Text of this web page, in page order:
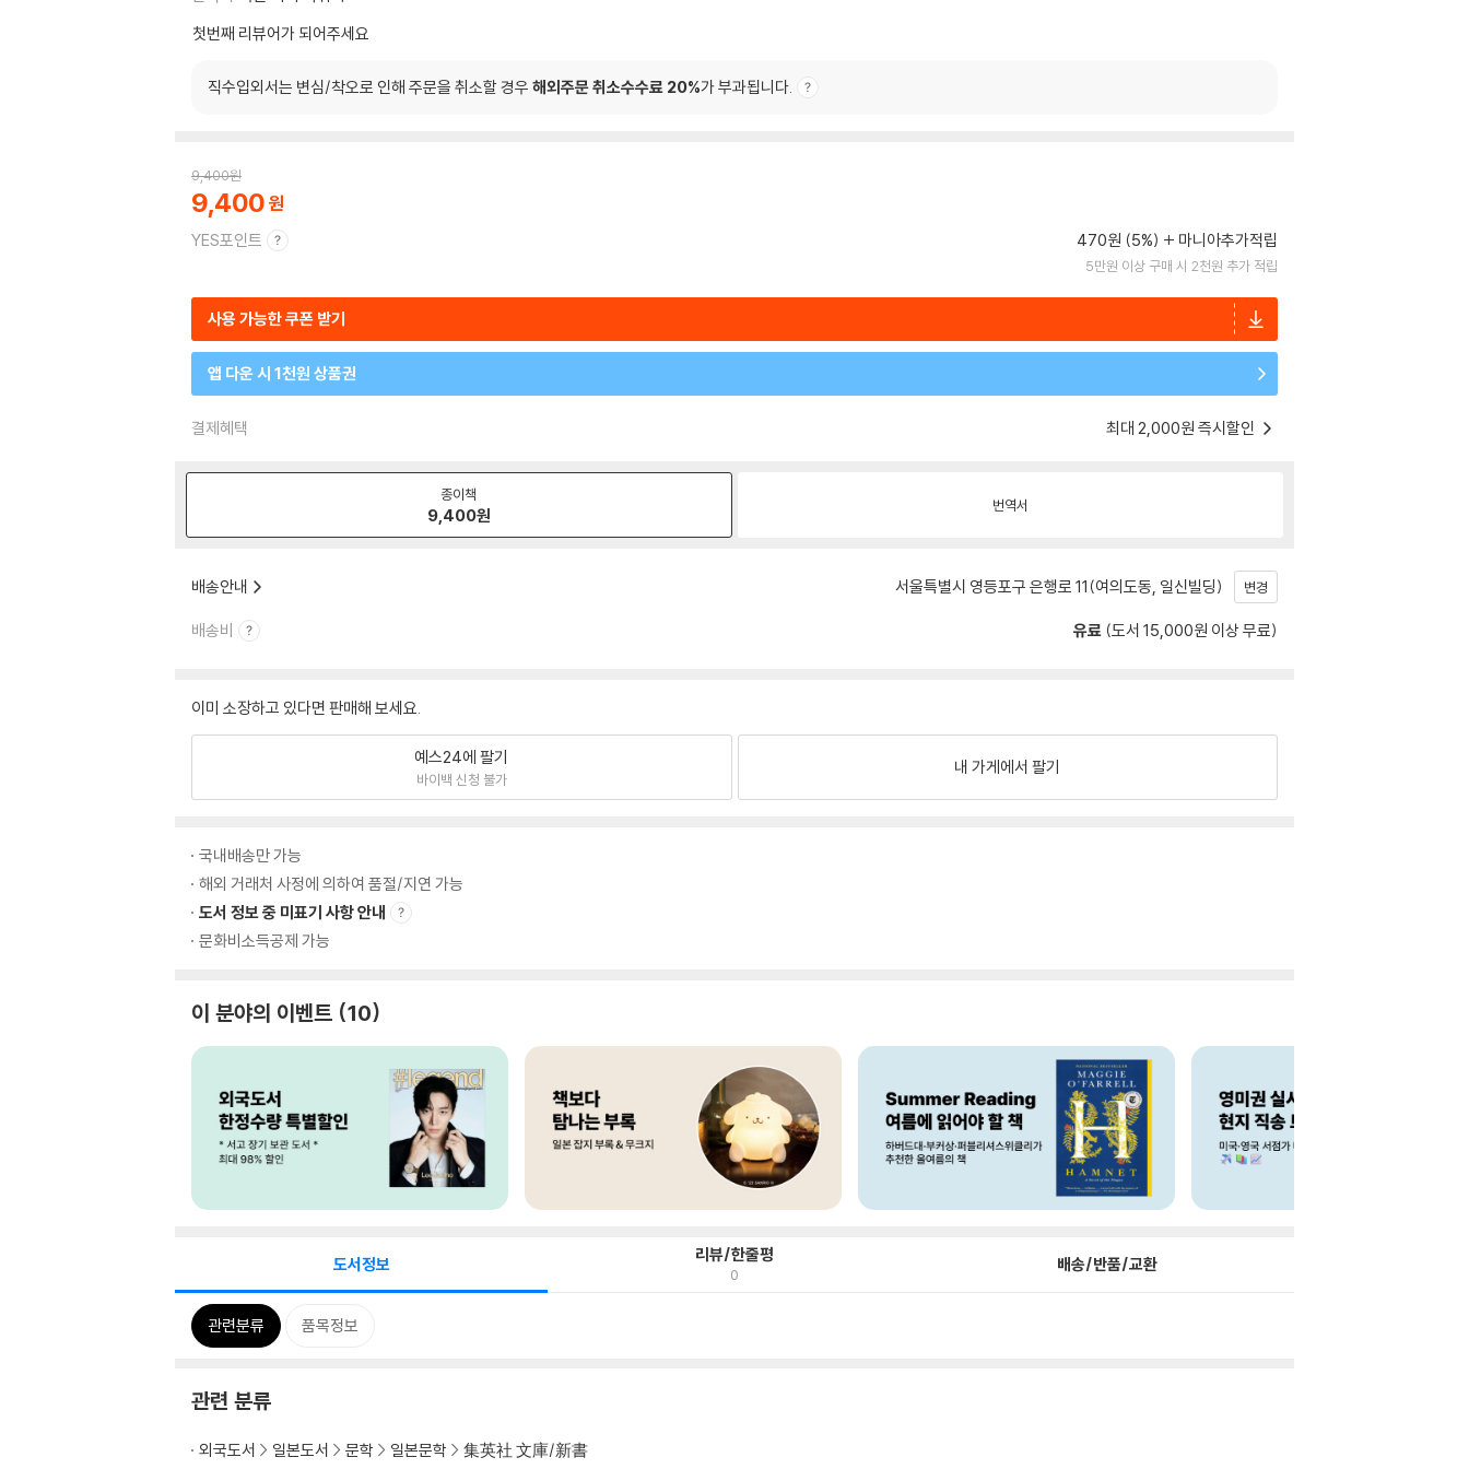
첫번째 리뷰어가 되어주세요
직수입외서는 변심/착오로 인해 주문을 취소할 경우 해외주문 취소수수료 20%가 부과됩니다.
9,400원
9,400
YES포인트 470원 (5%) 마니아추가적립
5만원 이상 구매 시 2천원 추가 적립
사용 가능한 쿠폰 받기
앱 다운 시 1천원 상품권
결제혜택 최대 2,000원 즉시할인
종이책
9,400원 번역서
배송안내 서울특별시 영등포구 은행로 11(여의도동, 일신빌딩) 변경
배송비 유료 (도서 15,000원 이상 무료)
이미 소장하고 있다면 판매해 보세요.
예스24에 팔기
바이백 신청 불가
내 가게에서 팔기
국내배송만 가능
해외 거래처 사정에 의하여 품절/지연 가능
도서 정보 중 미표기 사항 안내
문화비소득공제 가능
이 분야의 이벤트 10
도서정보 리뷰/한줄평
0 배송/반품/교환
관련분류 품목정보
관련 분류
외국도서 일본도서 문학 일본문학
集英社 文庫/新書